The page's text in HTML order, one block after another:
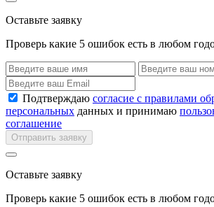
Оставьте заявку
Проверь какие 5 ошибок есть в любом
Подтверждаю согласие с правилами
персональных данных и принимаю
соглашение
Отправить заявку
Оставьте заявку
Проверь какие 5 ошибок есть в любом